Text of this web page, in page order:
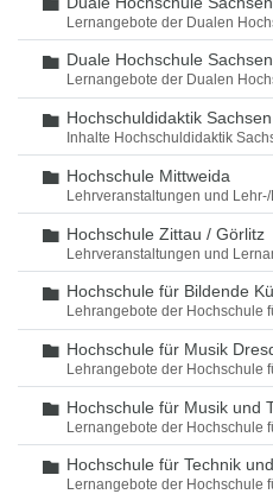
Lernangebote der Dualen
Ordner
Duale Hochschule
Lernangebote der Dualen
Ordner
Hochschuldidaktik
Inhalte Hochschuldidaktik
Ordner
Hochschule Mittweida
Lehrveranstaltungen und
Ordner
Hochschule Zittau / Görlitz
Lehrveranstaltungen und
Ordner
Hochschule für Bildende
Lehrangebote der Hochschule
Ordner
Hochschule für Musik
Lehrangebote der Hochschule
Ordner
Hochschule für Musik und
Lernangebote der Hochschule
Ordner
Hochschule für Technik
Lernangebote der Hochschule